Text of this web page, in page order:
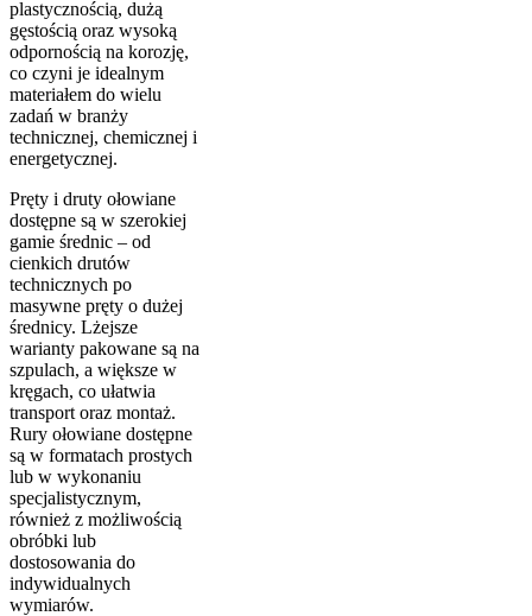
plastycznością, dużą
gęstością oraz wysoką
odpornością na korozję,
co czyni je idealnym
materiałem do wielu
zadań w branży
technicznej, chemicznej i
energetycznej.
Pręty i druty ołowiane
dostępne są w szerokiej
gamie średnic – od
cienkich drutów
technicznych po
masywne pręty o dużej
średnicy. Lżejsze
warianty pakowane są na
szpulach, a większe w
kręgach, co ułatwia
transport oraz montaż.
Rury ołowiane dostępne
są w formatach prostych
lub w wykonaniu
specjalistycznym,
również z możliwością
obróbki lub
dostosowania do
indywidualnych
wymiarów.